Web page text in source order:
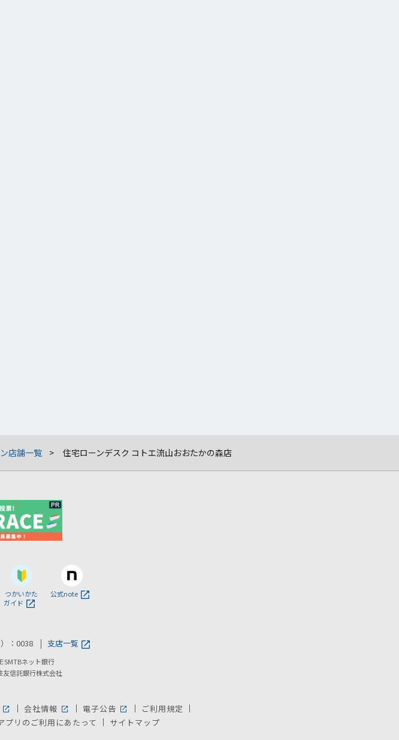
店舗一覧 住宅ローンデスク コトエ流山おおたかの森店
つかいかた
ガイド
公式note
：0038 支店一覧
SMTBネット銀行
友信託銀行株式会社
きます。
新しいウィンドウで開きます。
会社情報 新しいウィンドウで開きます。
電子公告 新しいウィンドウで開きます。
ご利用規定
プリのご利用にあたって サイトマップ